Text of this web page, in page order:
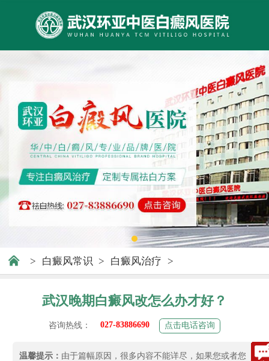
> 白癜风常识 > 白癜风治疗 >
武汉晚期白癜风改怎么办才好？
咨询热线： 027-83886690 点击电话咨询
温馨提示： 由于篇幅原因，很多内容不能详尽，如果您或者您